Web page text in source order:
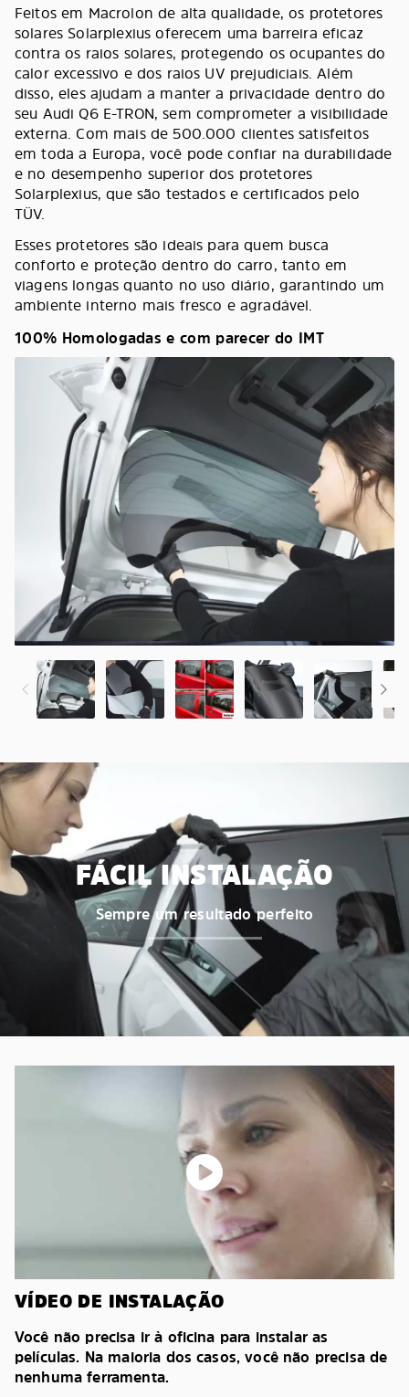
Feitos em Macrolon de alta qualidade, os protetores
solares Solarplexius oferecem uma barreira eficaz
contra os raios solares, protegendo os ocupantes do
calor excessivo e dos raios UV prejudiciais. Além
disso, eles ajudam a manter a privacidade dentro do
seu Audi Q6 E-TRON, sem comprometer a visibilidade
externa. Com mais de 500.000 clientes satisfeitos
em toda a Europa, você pode confiar na durabilidade
e no desempenho superior dos protetores
Solarplexius, que são testados e certificados pelo
TÜV.
Esses protetores são ideais para quem busca
conforto e proteção dentro do carro, tanto em
viagens longas quanto no uso diário, garantindo um
ambiente interno mais fresco e agradável.
100% Homologadas e com parecer do IMT
FÁCIL INSTALAÇÃO
Sempre um resultado perfeito
VÍDEO DE INSTALAÇÃO
Você não precisa ir à oficina para instalar as
películas. Na maioria dos casos, você não precisa de
nenhuma ferramenta.